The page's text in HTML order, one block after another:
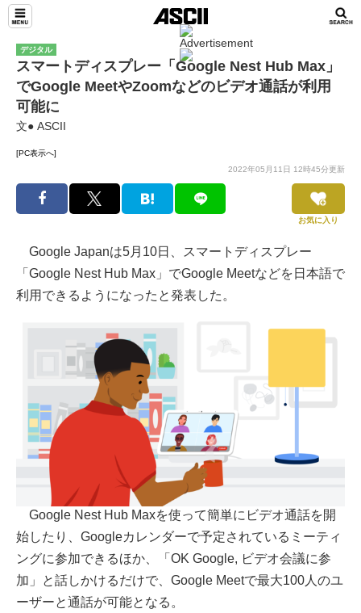
デジタル
スマートディスプレー「Google Nest Hub Max」
でGoogle MeetやZoomなどのビデオ通話が利用
可能に
文● ASCII
[PC表示へ]
2022年05月11日 12時45分更新
お気に入り
Google Japanは5月10日、スマートディスプレー
「Google Nest Hub Max」でGoogle Meetなどを日本語で
利用できるようになったと発表した。
Google Nest Hub Maxを使って簡単にビデオ通話を開
始したり、Googleカレンダーで予定されているミーティ
ングに参加できるほか、「OK Google, ビデオ会議に参
加」と話しかけるだけで、Google Meetで最大100人のユ
ーザーと通話が可能となる。